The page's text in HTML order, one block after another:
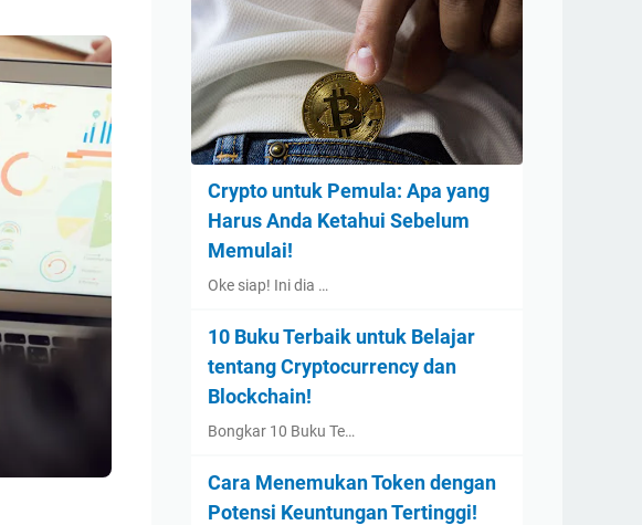
Crypto untuk Pemula: Apa yang
Harus Anda Ketahui Sebelum
Memulai!
Oke siap! Ini dia …
10 Buku Terbaik untuk Belajar
tentang Cryptocurrency dan
Blockchain!
Bongkar 10 Buku Te…
Cara Menemukan Token dengan
Potensi Keuntungan Tertinggi!